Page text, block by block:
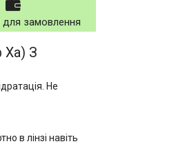
для замовлення
Ха) З
Не
в лінзі навіть